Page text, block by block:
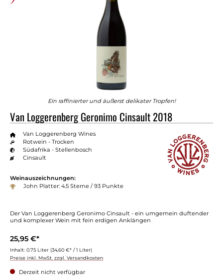
Ein raffinierter und äußerst delikater Tropfen!
Van Loggerenberg Geronimo Cinsault 2018
Van Loggerenberg Wines
Rotwein - Trocken
Südafrika - Stellenbosch
Cinsault
Weinauszeichnungen:
John Platter: 4.5 Sterne / 93 Punkte
Der Van Loggerenberg Geronimo Cinsault - ein umgemein duftender
und komplexer Wein mit fein erdigen Anklängen
25,95 €*
Inhalt: 0.75 Liter (34,60 €* / 1 Liter)
Preise inkl. MwSt. zzgl. Versandkosten
Derzeit nicht verfügbar